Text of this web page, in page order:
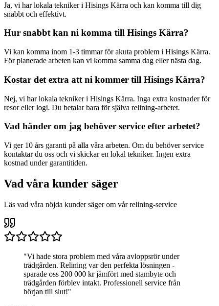
Ja, vi har lokala tekniker i Hisings Kärra och kan komma till dig
snabbt och effektivt.
Hur snabbt kan ni komma till Hisings Kärra?
Vi kan komma inom 1-3 timmar för akuta problem i Hisings Kärra.
För planerade arbeten kan vi komma samma dag eller nästa dag.
Kostar det extra att ni kommer till Hisings Kärra?
Nej, vi har lokala tekniker i Hisings Kärra. Inga extra kostnader för
resor eller logi. Du betalar bara för själva relining-arbetet.
Vad händer om jag behöver service efter arbetet?
Vi ger 10 års garanti på alla våra arbeten. Om du behöver service
kontaktar du oss och vi skickar en lokal tekniker. Ingen extra
kostnad under garantitiden.
Vad våra kunder säger
Läs vad våra nöjda kunder säger om vår relining-service
"Vi hade stora problem med våra avloppsrör under
trädgården. Relining var den perfekta lösningen -
sparade oss 200 000 kr jämfört med stambyte och
trädgården förblev intakt. Professionell service från
början till slut!"